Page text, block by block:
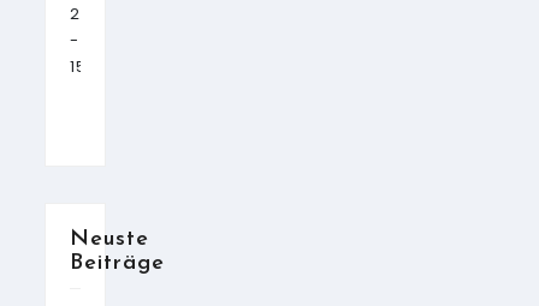
2026
-
15:00
Neuste
Beiträge